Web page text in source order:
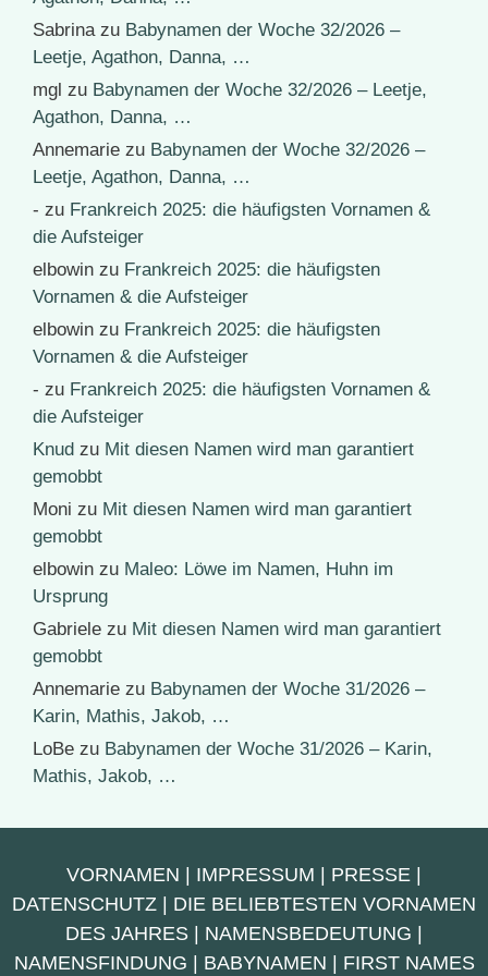
Sabrina zu Babynamen der Woche 32/2026 –
Leetje, Agathon, Danna, …
mgl zu Babynamen der Woche 32/2026 – Leetje,
Agathon, Danna, …
Annemarie zu Babynamen der Woche 32/2026 –
Leetje, Agathon, Danna, …
- zu Frankreich 2025: die häufigsten Vornamen &
die Aufsteiger
elbowin zu Frankreich 2025: die häufigsten
Vornamen & die Aufsteiger
elbowin zu Frankreich 2025: die häufigsten
Vornamen & die Aufsteiger
- zu Frankreich 2025: die häufigsten Vornamen &
die Aufsteiger
Knud zu Mit diesen Namen wird man garantiert
gemobbt
Moni zu Mit diesen Namen wird man garantiert
gemobbt
elbowin zu Maleo: Löwe im Namen, Huhn im
Ursprung
Gabriele zu Mit diesen Namen wird man garantiert
gemobbt
Annemarie zu Babynamen der Woche 31/2026 –
Karin, Mathis, Jakob, …
LoBe zu Babynamen der Woche 31/2026 – Karin,
Mathis, Jakob, …
VORNAMEN | IMPRESSUM | PRESSE |
DATENSCHUTZ | DIE BELIEBTESTEN VORNAMEN
DES JAHRES | NAMENSBEDEUTUNG |
NAMENSFINDUNG | BABYNAMEN | FIRST NAMES